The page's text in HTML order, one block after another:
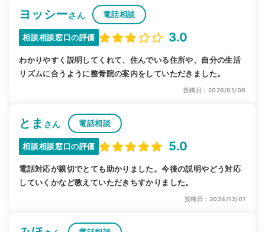
ヨッシーさん 電話相談
相談相談窓口の評価 3.0
わかりやすく説明してくれて、住んでいる住所や、自分の生活
リズムに合うように整骨院の案内をしていただきました。
投稿日：2025/01/06
とま さん 電話相談
相談相談窓口の評価 5.0
電話対応が親切でとても助かりました。今後の説明やどう対応
していくかなど教えていただきちすかりました。
投稿日：2024/12/01